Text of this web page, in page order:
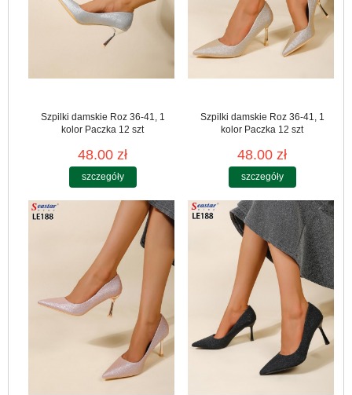
Szpilki damskie Roz 36-41, 1
kolor Paczka 12 szt
48.00 zł
szczegóły
Szpilki damskie Roz 36-41, 1
kolor Paczka 12 szt
48.00 zł
szczegóły